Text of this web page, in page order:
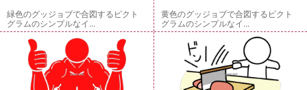
緑色のグッジョブで合図するピクト
グラムのシンプルなイ...
黄色のグッジョブで合図するピクト
グラムのシンプルなイ...